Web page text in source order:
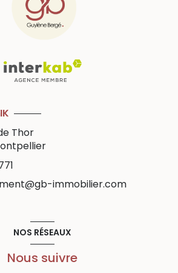
Thor
immobilier.com
NOS RÉSEAUX
Nous suivre